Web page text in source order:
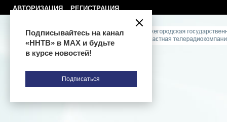
АВТОРИЗАЦИЯ РЕГИСТРАЦИЯ
Подписывайтесь на канал
«ННТВ» в МАХ и будьте
в курсе новостей!
Подписаться